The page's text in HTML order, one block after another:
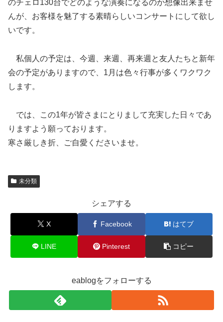
のチェロ130台でどのような演奏になるのか想像出来ませ
んが、お客様を魅了する素晴らしいコンサートにして欲し
いです。
私個人の予定は、今週、来週、再来週と友人たちと新年
会の予定がありますので、1月は色々行事が多くワクワク
します。
では、この1年が皆さまにとりまして充実した日々であ
りますよう願っております。
寒さ厳しき折、ご自愛くださいませ。
未分類
シェアする
X Facebook はてブ
LINE Pinterest コピー
eablogをフォローする